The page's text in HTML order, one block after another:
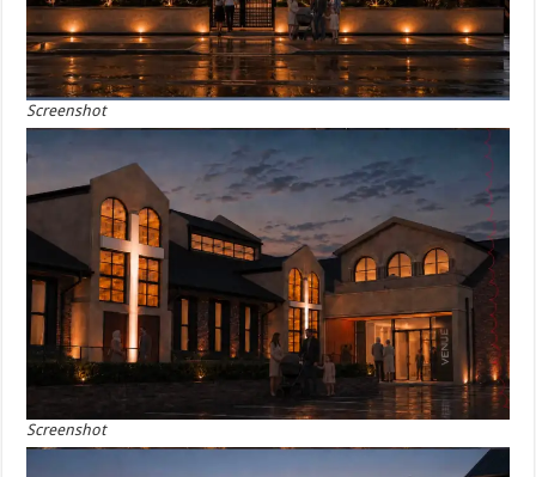
Screenshot
Screenshot